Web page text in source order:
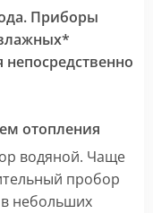
Приборы
отопления
водяной. Чаще
пробор
небольших